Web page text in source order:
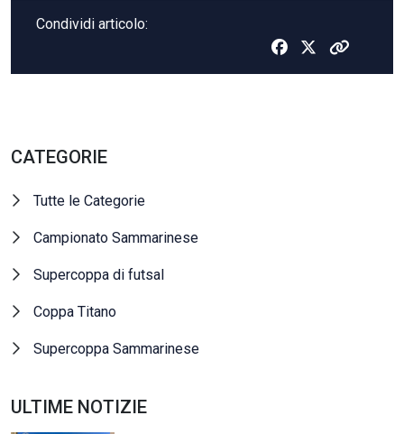
Condividi articolo:
CATEGORIE
Tutte le Categorie
Campionato Sammarinese
Supercoppa di futsal
Coppa Titano
Supercoppa Sammarinese
ULTIME NOTIZIE